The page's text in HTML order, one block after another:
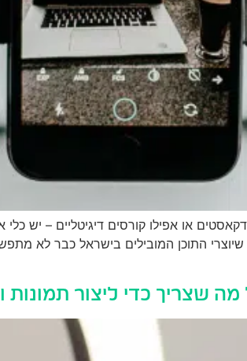
או אפילו קורסים דיגיטליים –
שצריך כדי ליצור תמונות